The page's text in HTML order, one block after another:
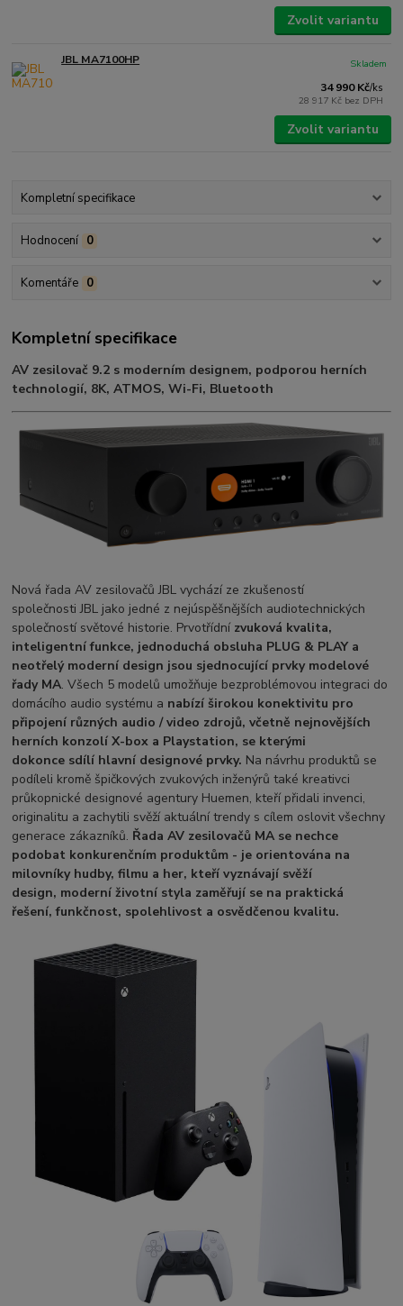
Zvolit variantu
JBL MA7100HP
34 990 Kč/ks
28 917 Kč bez DPH
Skladem
Zvolit variantu
Kompletní specifikace
Hodnocení 0
Komentáře 0
Kompletní specifikace
AV zesilovač 9.2 s moderním designem, podporou herních
technologií, 8K, ATMOS, Wi-Fi, Bluetooth
Nová řada AV zesilovačů JBL vychází ze zkušeností
společnosti JBL jako jedné z nejúspěšnějších audiotechnických
společností světové historie. Prvotřídní zvuková kvalita,
inteligentní funkce, jednoduchá obsluha PLUG & PLAY a
neotřelý moderní design jsou sjednocující prvky modelové
řady MA. Všech 5 modelů umožňuje bezproblémovou integraci do
domácího audio systému a nabízí širokou konektivitu pro
připojení různých audio / video zdrojů, včetně nejnovějších
herních konzolí X-box a Playstation, se kterými
dokonce sdílí hlavní designové prvky. Na návrhu produktů se
podíleli kromě špičkových zvukových inženýrů také kreativci
průkopnické designové agentury Huemen, kteří přidali invenci,
originalitu a zachytili svěží aktuální trendy s cílem oslovit všechny
generace zákazníků. Řada AV zesilovačů MA se nechce
podobat konkurenčním produktům - je orientována na
milovníky hudby, filmu a her, kteří vyznávají svěží
design, moderní životní styla zaměřují se na praktická
řešení, funkčnost, spolehlivost a osvědčenou kvalitu.